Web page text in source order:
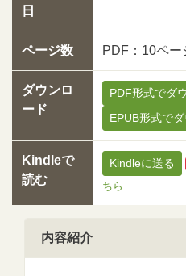
日
ページ数 PDF：10ペー
ダウンロ
ード
PDF形式でダ
EPUB形式で
Kindleで
読む
Kindleに送る
ちら
内容紹介